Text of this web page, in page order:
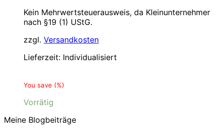
Kein Mehrwertsteuerausweis, da Kleinunternehmer
nach §19 (1) UStG.
zzgl. Versandkosten
Lieferzeit: Individualisiert
You save (%)
Vorrätig
Meine Blogbeiträge